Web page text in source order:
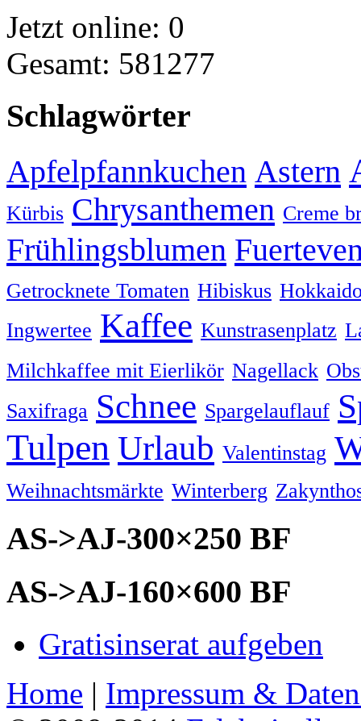
Jetzt online: 0
Gesamt: 581277
Schlagwörter
Apfelpfannkuchen Astern
Kürbis Chrysanthemen Creme
Frühlingsblumen
Getrocknete Tomaten Hibiskus
Ingwertee Kaffee Kunstrasenplatz
Milchkaffee mit Eierlikör Nagellack
Saxifraga Schnee Spargelauflauf
Tulpen Urlaub Valentinstag
Weihnachtsmärkte Winterberg
AS->AJ-300×250 BF
AS->AJ-160×600 BF
Gratisinserat aufgeben
Home | Impressum &